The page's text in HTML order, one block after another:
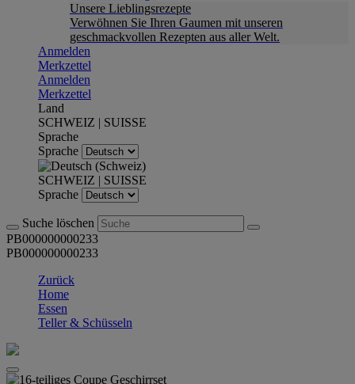
Unsere Lieblingsrezepte
Verwöhnen Sie Ihren Gaumen mit unseren
geschmackvollen Rezepten aus aller Welt.
Anmelden
Merkzettel
Anmelden
Merkzettel
Land
SCHWEIZ | SUISSE
Sprache
Sprache
SCHWEIZ | SUISSE
Sprache
Suche löschen
PB000000000233
PB000000000233
Zurück
Home
Essen
Teller & Schüsseln